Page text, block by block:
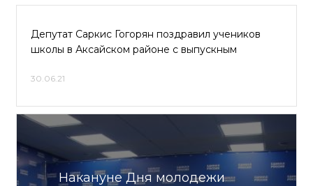
Депутат Саркис Гогорян поздравил учеников
школы в Аксайском районе с выпускным
30.06.21
Накануне Дня молодежи